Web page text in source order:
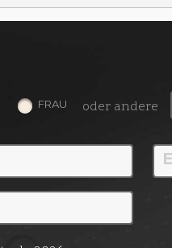
FRAU oder andere